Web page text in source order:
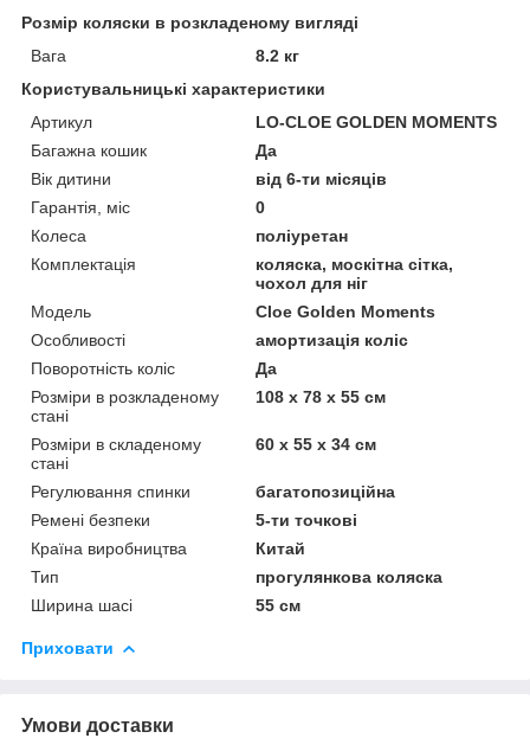
Розмір коляски в розкладеному вигляді
Вага
8.2 кг
Користувальницькі характеристики
Артикул
LO-CLOE GOLDEN MOMENTS
Багажна кошик
Да
Вік дитини
від 6-ти місяців
Гарантія, міс
0
Колеса
поліуретан
Комплектація
коляска, москітна сітка,
чохол для ніг
Мoдель
Cloe Golden Moments
Особливості
амортизація коліс
Поворотність коліс
Да
Розміри в розкладеному
стані
108 х 78 х 55 см
Розміри в складеному
стані
60 х 55 х 34 см
Регулювання спинки
багатопозиційна
Ремені безпеки
5-ти точкові
Країна виробництва
Китай
Тип
прогулянкова коляска
Ширина шасі
55 см
Приховати
Умови доставки